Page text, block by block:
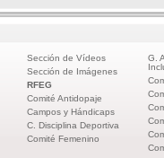
Sección de Vídeos
Sección de Imágenes
RFEG
Comité Antidopaje
Campos y Hándicaps
C. Disciplina Deportiva
Comité Femenino
G.